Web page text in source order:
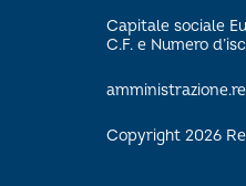
Capitale sociale
C.F. e Numero
Copyright 2026